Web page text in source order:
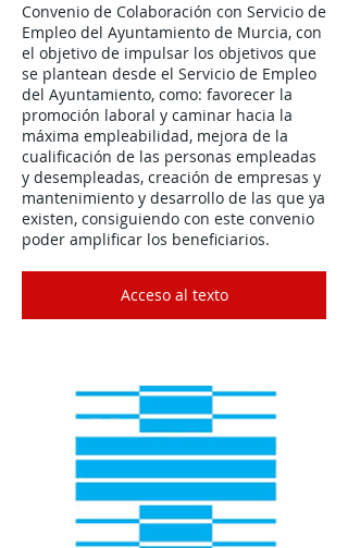
Convenio de Colaboración con Servicio de
Empleo del Ayuntamiento de Murcia, con
el objetivo de impulsar los objetivos que
se plantean desde el Servicio de Empleo
del Ayuntamiento, como: favorecer la
promoción laboral y caminar hacia la
máxima empleabilidad, mejora de la
cualificación de las personas empleadas
y desempleadas, creación de empresas y
mantenimiento y desarrollo de las que ya
existen, consiguiendo con este convenio
poder amplificar los beneficiarios.
Acceso al texto